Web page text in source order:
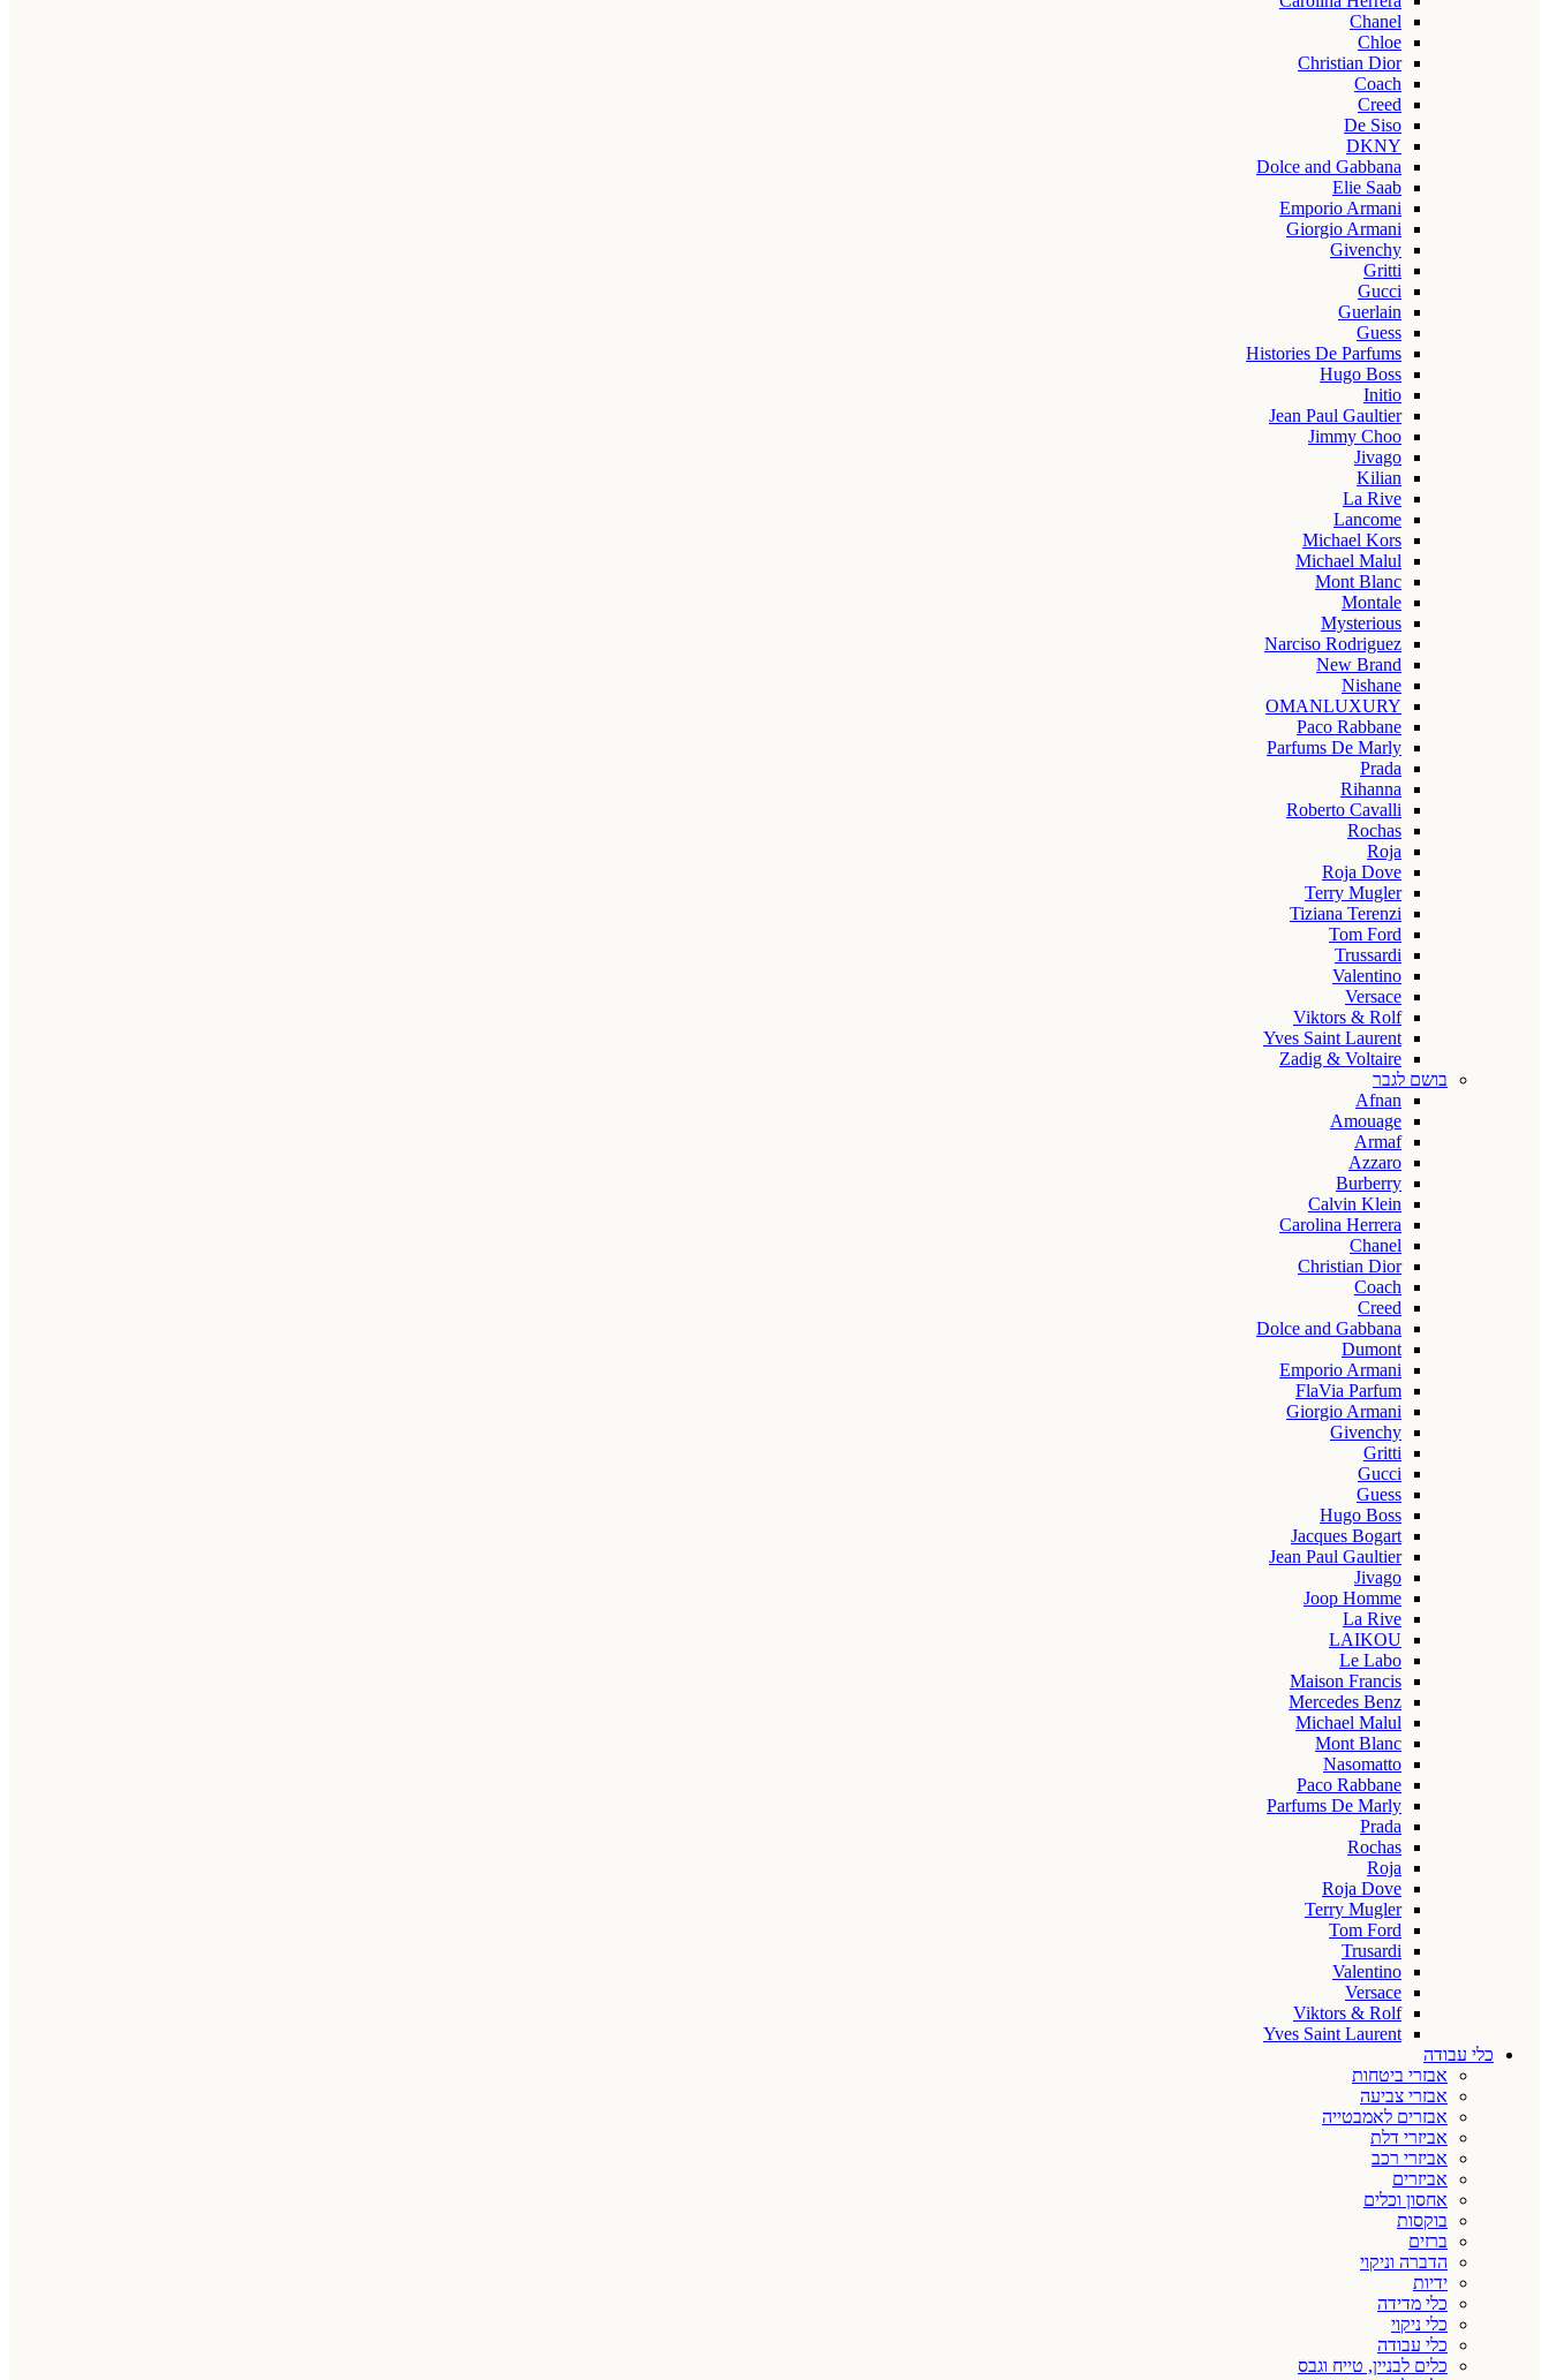
Chanel
Chloe
Christian Dior
Coach
Creed
De Siso
DKNY
Dolce and Gabbana
Elie Saab
Emporio Armani
Giorgio Armani
Givenchy
Gritti
Gucci
Guerlain
Guess
Histories De Parfums
Hugo Boss
Initio
Jean Paul Gaultier
Jimmy Choo
Jivago
Kilian
La Rive
Lancome
Michael Kors
Michael Malul
Mont Blanc
Montale
Mysterious
Narciso Rodriguez
New Brand
Nishane
OMANLUXURY
Paco Rabbane
Parfums De Marly
Prada
Rihanna
Roberto Cavalli
Rochas
Roja
Roja Dove
Terry Mugler
Tiziana Terenzi
Tom Ford
Trussardi
Valentino
Versace
Viktors & Rolf
Yves Saint Laurent
Zadig & Voltaire
בושם לגבר
Afnan
Amouage
Armaf
Azzaro
Burberry
Calvin Klein
Carolina Herrera
Chanel
Christian Dior
Coach
Creed
Dolce and Gabbana
Dumont
Emporio Armani
FlaVia Parfum
Giorgio Armani
Givenchy
Gritti
Gucci
Guess
Hugo Boss
Jacques Bogart
Jean Paul Gaultier
Jivago
Joop Homme
La Rive
LAIKOU
Le Labo
Maison Francis
Mercedes Benz
Michael Malul
Mont Blanc
Nasomatto
Paco Rabbane
Parfums De Marly
Prada
Rochas
Roja
Roja Dove
Terry Mugler
Tom Ford
Trusardi
Valentino
Versace
Viktors & Rolf
Yves Saint Laurent
כלי עבודה
אבזרי ביטחות
אבזרי צביעה
אבזרים לאמבטייה
אביזרי דלת
אביזרי רכב
אביזרים
אחסון וכלים
בוקסות
ברזים
הדברה וניקוי
ידיות
כלי מדידה
כלי ניקוי
כלי עבודה
כלים לבניין, טייח וגבס